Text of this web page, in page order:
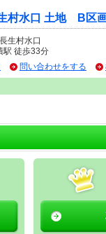
村水口 土地 B区
生村水口
駅 徒歩33分
問い合わせをする